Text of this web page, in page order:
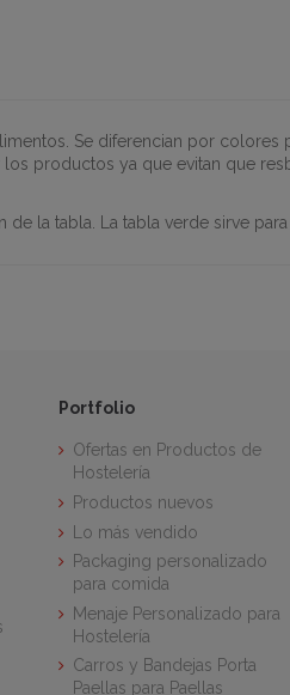
Se diferencian por
productos ya que evitan que
la tabla. La tabla verde sirve
Portfolio
Ofertas en Productos de
Hostelería
Productos nuevos
Lo más vendido
Packaging personalizado
para comida
Menaje Personalizado para
Hostelería
Carros y Bandejas Porta
Paellas para Paellas